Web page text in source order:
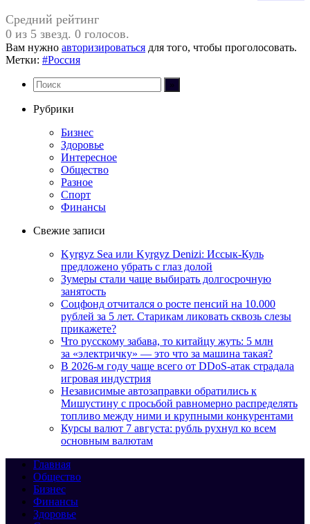
Средний рейтинг
0 из 5 звезд. 0 голосов.
Вам нужно авторизироваться для того, чтобы проголосовать.
Метки: #Россия
Рубрики
Бизнес
Здоровье
Интересное
Общество
Разное
Спорт
Финансы
Свежие записи
Kyrgyz Sea или Kyrgyz Denizi: Иссык-Куль
предложено убрать с глаз долой
Зумеры стали чаще выбирать долгосрочную
занятость
Соцфонд отчитался о росте пенсий на 10.000
рублей за 5 лет. Старикам ликовать сквозь слезы
прикажете?
Что русскому забава, то китайцу жуть: 5 млн
за «электричку» — это что за машина такая?
В 2026-м году чаще всего от DDoS-атак страдала
игровая индустрия
Независимые автозаправки обратились к
Мишустину с просьбой равномерно распределять
топливо между ними и крупными конкурентами
Курсы валют 7 августа: рубль рухнул ко всем
основным валютам
Главная
Общество
Бизнес
Финансы
Здоровье